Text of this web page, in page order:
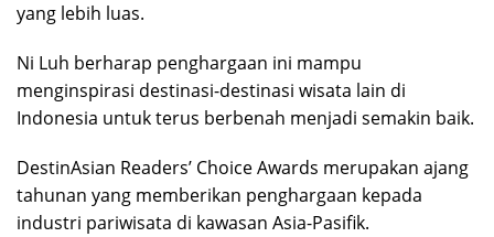
yang lebih luas.
Ni Luh berharap penghargaan ini mampu
menginspirasi destinasi-destinasi wisata lain di
Indonesia untuk terus berbenah menjadi semakin baik.
DestinAsian Readers’ Choice Awards merupakan ajang
tahunan yang memberikan penghargaan kepada
industri pariwisata di kawasan Asia-Pasifik.